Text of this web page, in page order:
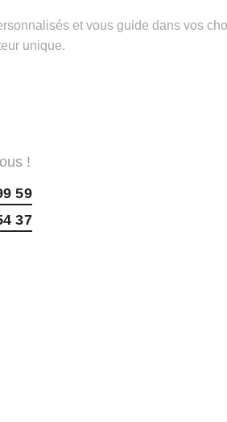
et vous guide dans vos
unique.
!
59
37